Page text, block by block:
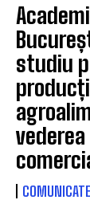
studiu